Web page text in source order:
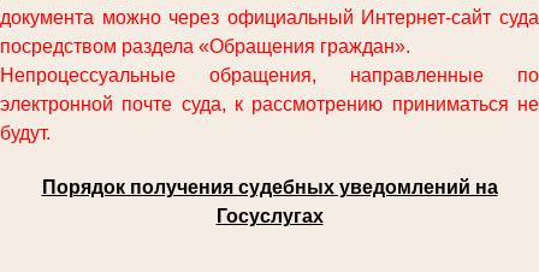
документа можно через официальный Интернет-сайт суда
посредством раздела «Обращения граждан».
Непроцессуальные обращения, направленные по
электронной почте суда, к рассмотрению приниматься не
будут.
Порядок получения судебных уведомлений на
Госуслугах